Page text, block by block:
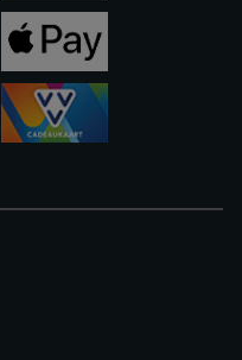
riverty
apple-
pay